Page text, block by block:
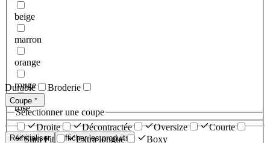
beige
marron
orange
rouge
rose
Réinitialiser Afficher les produits
Durable Broderie
Coupe
Sélectionner une coupe
Droite
Décontractée Oversize
Courte
Slim Fit
Extra longue Boxy